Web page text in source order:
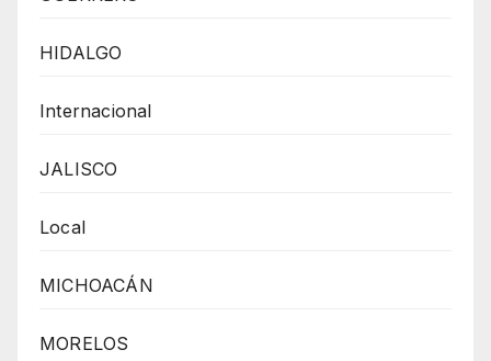
HIDALGO
Internacional
JALISCO
Local
MICHOACÁN
MORELOS